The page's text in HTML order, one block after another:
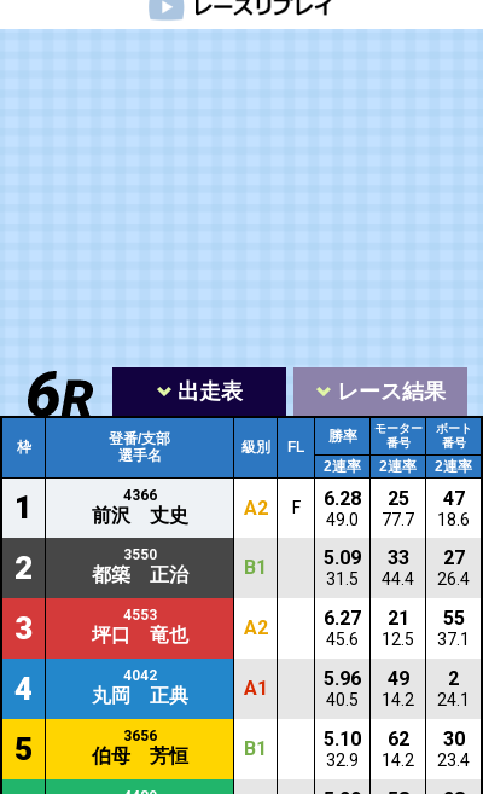
出走表 レース結果
枠
登番/支部
選手名
級別 FL
勝率
モーター
番号
ボート
番号
2連率 2連率 2連率
1 4366
前沢 丈史 A2 F 6.28
49.0
25
77.7
47
18.6
2 3550
都築 正治 B1 5.09
31.5
33
44.4
27
26.4
3 4553
坪口 竜也 A2 6.27
45.6
21
12.5
55
37.1
4 4042
丸岡 正典 A1 5.96
40.5
49
14.2
2
24.1
5 3656
伯母 芳恒 B1 5.10
32.9
62
14.2
30
23.4